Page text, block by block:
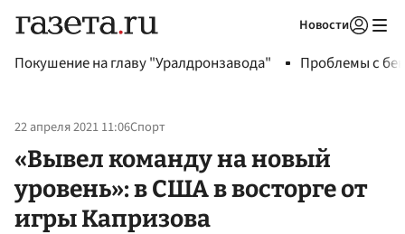
Новости
Покушение на главу "Уралдронзавода" Проблемы с
22 апреля 2021 11:06Спорт
«Вывел команду на новый
уровень»: в США в восторге от
игры Капризова